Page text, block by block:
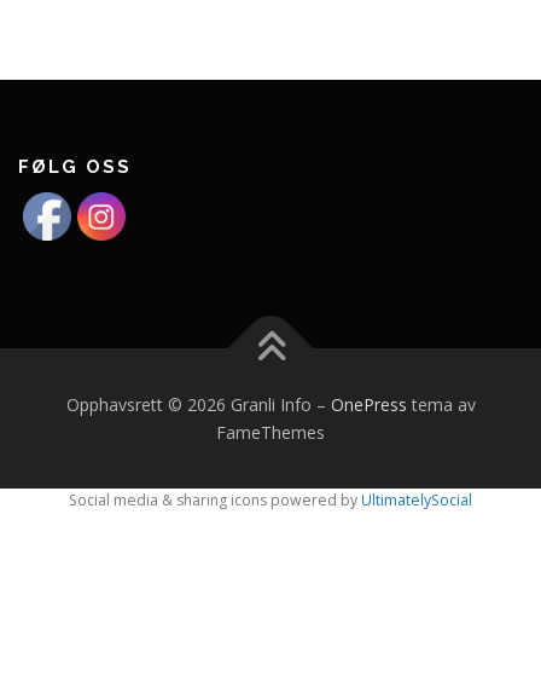
FØLG OSS
Opphavsrett © 2026 Granli Info – OnePress tema av
FameThemes
Social media & sharing icons powered byUltimatelySocial